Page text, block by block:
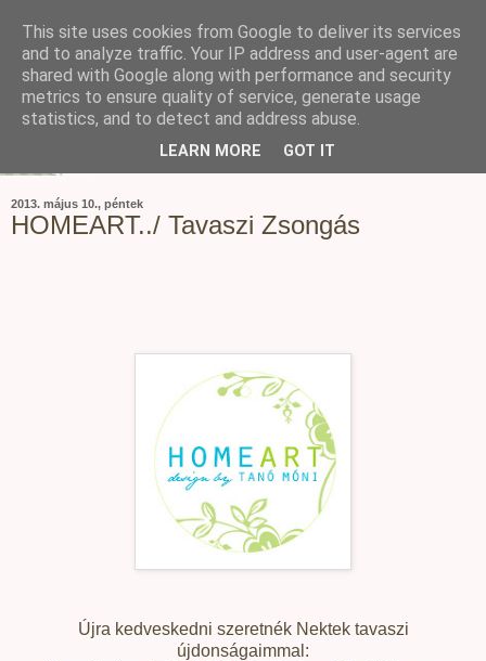
2013. május 10., péntek
HOMEART../ Tavaszi Zsongás
Újra kedveskedni szeretnék Nektek tavaszi
újdonságaimmal:
This site uses cookies from Google to deliver its services
and to analyze traffic. Your IP address and user-agent are
shared with Google along with performance and security
metrics to ensure quality of service, generate usage
statistics, and to detect and address abuse.
LEARN MORE GOT IT